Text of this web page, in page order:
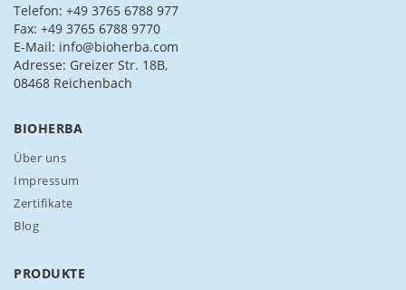
s
i
c
h
f
u
n
r
e
e
Telefon: +49 3765 6788 977
Fax: +49 3765 6788 9770
E-Mail: info@bioherba.com
Adresse: Greizer Str. 18B,
08468 Reichenbach
BIOHERBA
Über uns
Impressum
Zertifikate
Blog
PRODUKTE